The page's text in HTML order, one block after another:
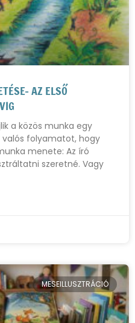
AZ ELSŐ
a közös munka egy
valós folyamatot, hogy
menete: Az író
szeretné. Vagy
MESEILLUSZTRÁCIÓ